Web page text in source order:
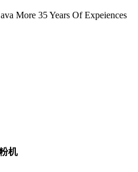
More 35 Years Of Expeiences
机